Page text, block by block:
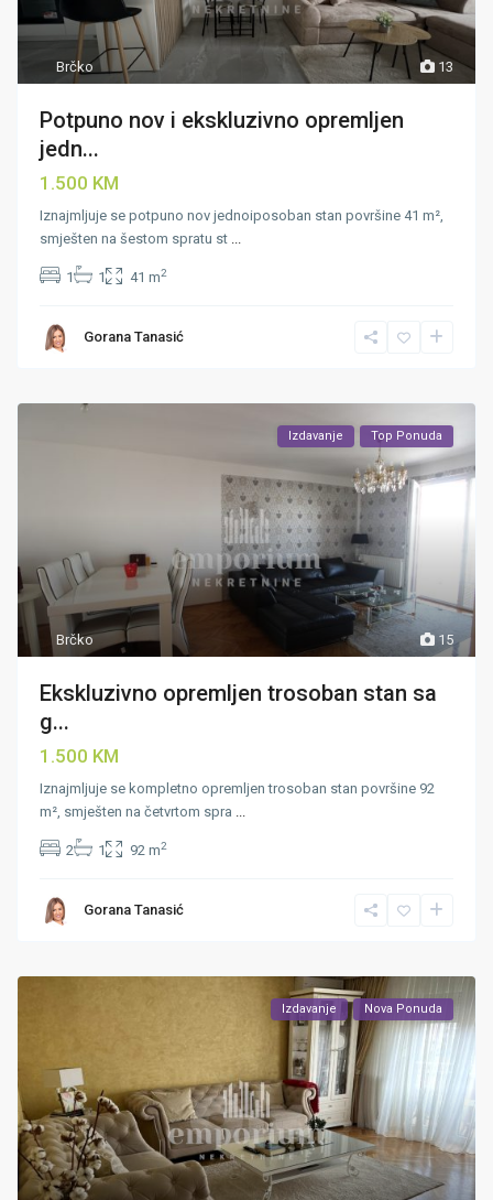
13
Brčko
Potpuno nov i ekskluzivno opremljen
jedn...
1.500 KM
Iznajmljuje se potpuno nov jednoiposoban stan površine 41 m²,
smješten na šestom spratu st ...
1 1 41 m2
Gorana Tanasić
15
Brčko
Izdavanje Top Ponuda
Ekskluzivno opremljen trosoban stan sa
g...
1.500 KM
Iznajmljuje se kompletno opremljen trosoban stan površine 92
m², smješten na četvrtom spra ...
2 1 92 m2
Gorana Tanasić
Izdavanje Nova Ponuda